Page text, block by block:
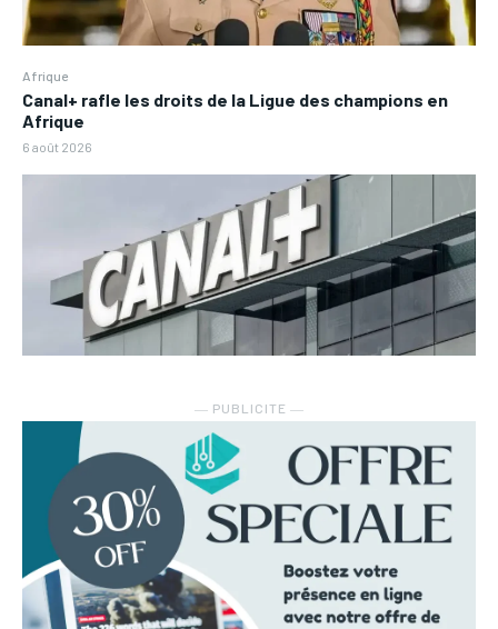
Afrique
Canal+ rafle les droits de la Ligue des champions en
Afrique
6 août 2026
― PUBLICITE ―